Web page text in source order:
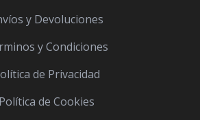
y Devoluciones
y Condiciones
de Privacidad
Política de Cookies